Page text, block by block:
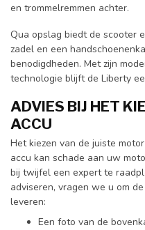
en trommelremmen achter.
Qua opslag biedt de scooter
zadel en een
benodigdheden. Met zijn
technologie blijft de Liberty
ADVIES BIJ HET
ACCU
Het kiezen van de juiste
accu kan schade aan uw
bij twijfel een expert te
adviseren, vragen we u om
leveren:
Een foto van de